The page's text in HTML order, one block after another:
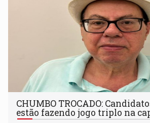
CHUMBO TROCADO:
estão fazendo jogo triplo na